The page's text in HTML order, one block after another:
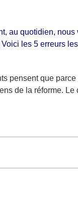
au quotidien,
les 5 erreurs
pensent que
de la réforme.